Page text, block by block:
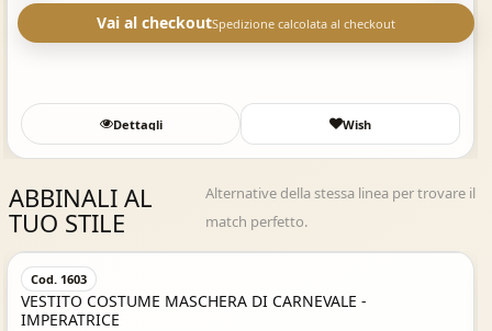
Vai al checkoutSpedizione calcolata al checkout
Dettagli Wish
ABBINALI AL
TUO STILE
Alternative della stessa linea per trovare il
match perfetto.
Acquisto Veloce
Cod. 1603
VESTITO COSTUME MASCHERA DI CARNEVALE -
IMPERATRICE